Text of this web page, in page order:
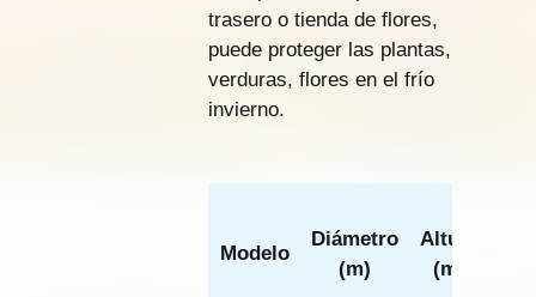
trasero o tienda de flores,
puede proteger las plantas,
verduras, flores en el frío
invierno.
Modelo
Diámetro
(m)
Altura
(m)